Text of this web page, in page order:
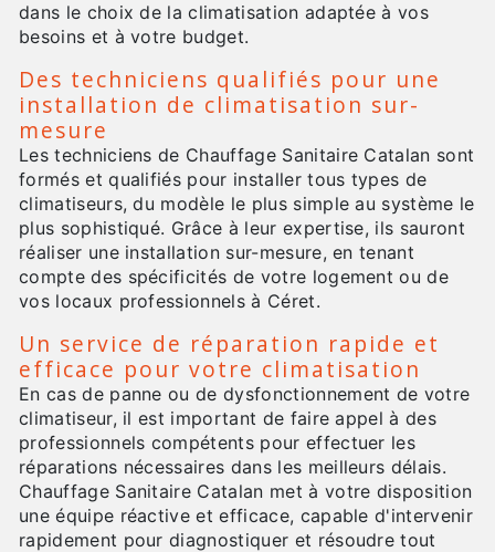
dans le choix de la climatisation adaptée à vos
besoins et à votre budget.
Des techniciens qualifiés pour une
installation de climatisation sur-
mesure
Les techniciens de Chauffage Sanitaire Catalan sont
formés et qualifiés pour installer tous types de
climatiseurs, du modèle le plus simple au système le
plus sophistiqué. Grâce à leur expertise, ils sauront
réaliser une installation sur-mesure, en tenant
compte des spécificités de votre logement ou de
vos locaux professionnels à Céret.
Un service de réparation rapide et
efficace pour votre climatisation
En cas de panne ou de dysfonctionnement de votre
climatiseur, il est important de faire appel à des
professionnels compétents pour effectuer les
réparations nécessaires dans les meilleurs délais.
Chauffage Sanitaire Catalan met à votre disposition
une équipe réactive et efficace, capable d'intervenir
rapidement pour diagnostiquer et résoudre tout